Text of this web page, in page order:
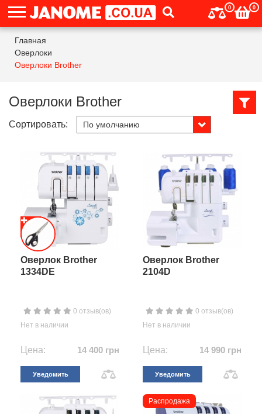
0 0
Главная
Оверлоки
Оверлоки Brother
Оверлоки Brother
Сортировать:
Оверлок Brother
1334DE
0 отзыв(ов)
Нет в наличии
Цена: 14 400 грн
Уведомить
Оверлок Brother
2104D
0 отзыв(ов)
Нет в наличии
Цена: 14 990 грн
Уведомить
Распродажа